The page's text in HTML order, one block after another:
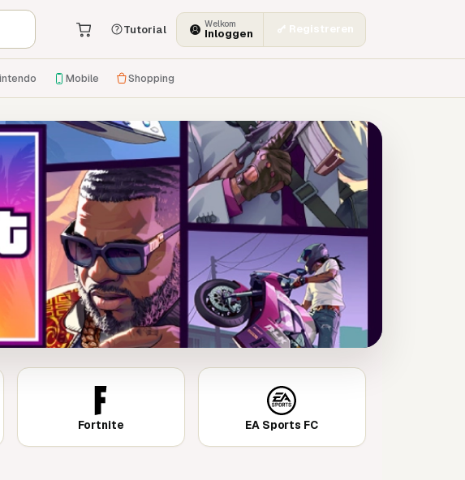
Tutorial Welkom
Inloggen Registreren
Mobile Shopping
Fortnite EA Sports FC